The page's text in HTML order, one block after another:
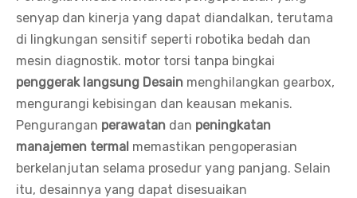
senyap dan kinerja yang dapat diandalkan, terutama
di lingkungan sensitif seperti robotika bedah dan
mesin diagnostik. motor torsi tanpa bingkai
penggerak langsung Desain menghilangkan gearbox,
mengurangi kebisingan dan keausan mekanis.
Pengurangan perawatan dan peningkatan
manajemen termal memastikan pengoperasian
berkelanjutan selama prosedur yang panjang. Selain
itu, desainnya yang dapat disesuaikan